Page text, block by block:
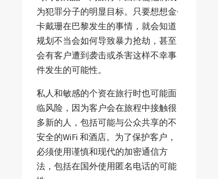
为犯罪分子的明显目标。只要想想金·
卡戴珊在巴黎发生的事情，就会知道
规划不当会如何导致暴力抢劫，甚至
会有客户遭到袭击或杀害这样不幸事
件发生的可能性。
私人和敏感的个资在旅行时也可能面
临风险，因为客户会在旅程中接触很
多新的人，包括可能与公众共享的不
安全的WiFi 和酒店。为了保护客户，
必须使用谨慎和现代的加密通信方
法，包括在国外使用匿名电话的可能